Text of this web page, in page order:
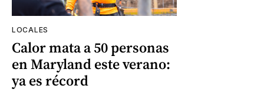
LOCALES
Calor mata a 50 personas
en Maryland este verano:
ya es récord